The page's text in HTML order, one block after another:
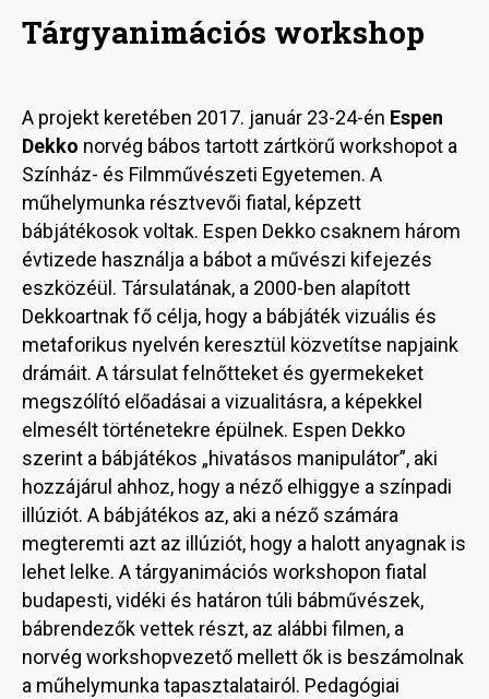
Tárgyanimációs workshop
A projekt keretében 2017. január 23-24-én Espen
Dekko norvég bábos tartott zártkörű workshopot a
Színház- és Filmművészeti Egyetemen. A
műhelymunka résztvevői fiatal, képzett
bábjátékosok voltak. Espen Dekko csaknem három
évtizede használja a bábot a művészi kifejezés
eszközéül. Társulatának, a 2000-ben alapított
Dekkoartnak fő célja, hogy a bábjáték vizuális és
metaforikus nyelvén keresztül közvetítse napjaink
drámáit. A társulat felnőtteket és gyermekeket
megszólító előadásai a vizualitásra, a képekkel
elmesélt történetekre épülnek. Espen Dekko
szerint a bábjátékos „hivatásos manipulátor”, aki
hozzájárul ahhoz, hogy a néző elhiggye a színpadi
illúziót. A bábjátékos az, aki a néző számára
megteremti azt az illúziót, hogy a halott anyagnak is
lehet lelke. A tárgyanimációs workshopon fiatal
budapesti, vidéki és határon túli bábművészek,
bábrendezők vettek részt, az alábbi filmen, a
norvég workshopvezető mellett ők is beszámolnak
a műhelymunka tapasztalatairól. Pedagógiai